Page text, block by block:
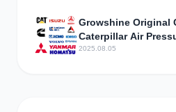
Growshine Original
Caterpillar Air
Assembly 3301843
2025.08.05